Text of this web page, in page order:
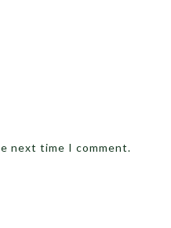
next time I comment.